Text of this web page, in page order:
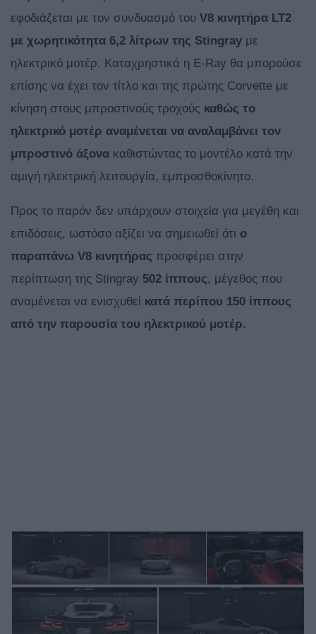
εφοδιάζεται με τον συνδυασμό του V8 κινητήρα LT2
με χωρητικότητα 6,2 λίτρων της Stingray με
ηλεκτρικό μοτέρ. Καταχρηστικά η E-Ray θα μπορούσε
επίσης να έχει τον τίτλο και της πρώτης Corvette με
κίνηση στους μπροστινούς τροχούς καθώς το
ηλεκτρικό μοτέρ αναμένεται να αναλαμβάνει τον
μπροστινό άξονα καθιστώντας το μοντέλο κατά την
αμιγή ηλεκτρική λειτουργία, εμπροσθοκίνητο.
Προς το παρόν δεν υπάρχουν στοιχεία για μεγέθη και
επιδόσεις, ωστόσο αξίζει να σημειωθεί ότι ο
παραπάνω V8 κινητήρας προσφέρει στην
περίπτωση της Stingray 502 ίππους, μέγεθος που
αναμένεται να ενισχυθεί κατά περίπου 150 ίππους
από την παρουσία του ηλεκτρικού μοτέρ.